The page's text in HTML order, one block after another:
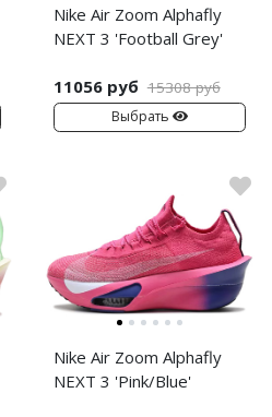
Nike Air Zoom Alphafly
NEXT 3 'Football Grey'
11056 руб 15308 руб
Выбрать
Nike Air Zoom Alphafly
NEXT 3 'Pink/Blue'